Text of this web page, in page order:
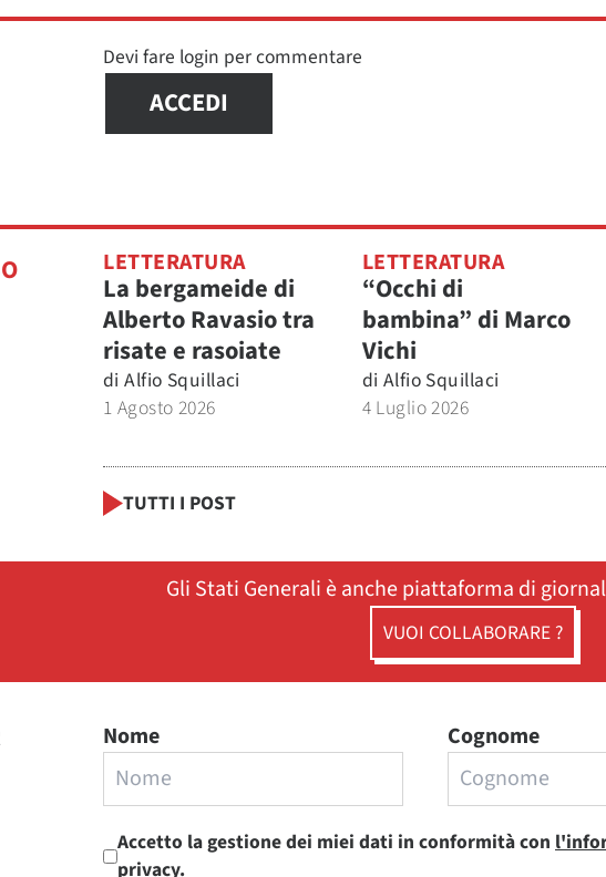
Devi fare login per commentare
ACCEDI
LETTERATURA
La bergameide di
Alberto Ravasio tra
risate e rasoiate
di Alfio Squillaci
1 Agosto 2026
LETTERATURA
“Occhi di
bambina” di Marco
Vichi
di Alfio Squillaci
4 Luglio 2026
TUTTI I POST
Gli Stati Generali è anche piattaforma di
VUOI COLLABORARE ?
Nome Cognome
Accetto la gestione dei miei dati in conformità con
privacy.